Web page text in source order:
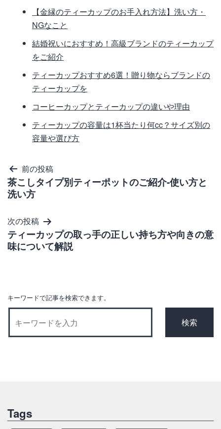
【金縁のティーカップのお手入れ方法】洗い方・
NGなこと
結婚祝いにおすすめ！高級ブランドのティーカップ
をご紹介
ティーカップおすすめ6選！贈り物ならブランドの
ティーカップを
コーヒーカップとティーカップの違いや理由
ティーカップの容量は1杯当たり何cc？サイズ別の
容量や選び方
投
稿
ナ
ビ
ゲ
ー
ン
前の投稿
茶こしタイプ別ティーポットのご紹介-使い方と
洗い方
次の投稿
ティーカップの取っ手の正しい持ち方や向きの意
味について解説
キーワードで記事を検索できます。
Tags